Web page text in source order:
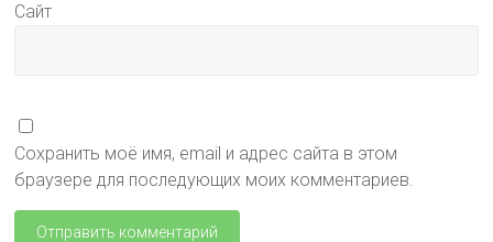
Сайт
Сохранить моё имя, email и адрес сайта в этом
браузере для последующих моих комментариев.